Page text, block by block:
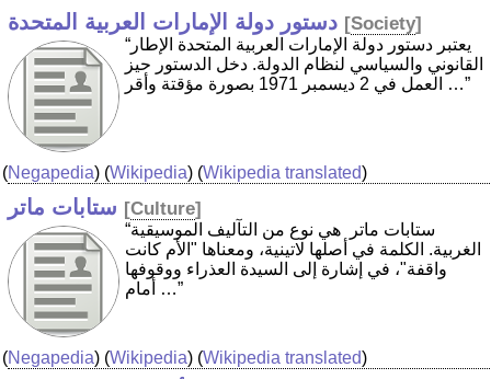
دستور دولة الإمارات العربية المتحدة [Society]
“يعتبر دستور دولة الإمارات العربية المتحدة الإطار
القانوني والسياسي لنظام الدولة. دخل الدستور حيز
العمل في 2 ديسمبر 1971 بصورة مؤقتة وأقر …”
(Negapedia) (Wikipedia) (Wikipedia translated)
ستابات ماتر [Culture]
“ستابات ماتر ‏ هي نوع من التآليف الموسيقية
الغربية. الكلمة في أصلها لاتينية، ومعناها "الأم كانت
واقفة"، في إشارة إلى السيدة العذراء ووقوفها
أمام …”
(Negapedia) (Wikipedia) (Wikipedia translated)